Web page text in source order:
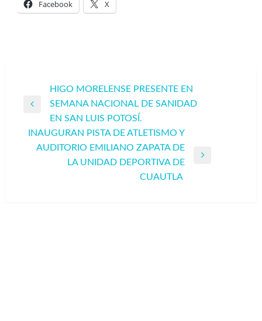
Facebook X
Navegación
de
entradas
HIGO MORELENSE PRESENTE EN
SEMANA NACIONAL DE SANIDAD
EN SAN LUIS POTOSÍ.
INAUGURAN PISTA DE ATLETISMO Y
AUDITORIO EMILIANO ZAPATA DE
LA UNIDAD DEPORTIVA DE
CUAUTLA